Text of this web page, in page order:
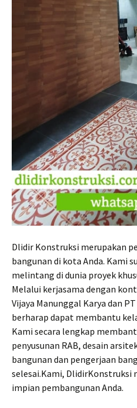
Dlidir Konstruksi merupakan
bangunan di kota Anda. Kami
melintang di dunia proyek
Melalui kerjasama dengan
Vijaya Manunggal Karya dan
berharap dapat membantu
Kami secara lengkap
penyusunan RAB, desain
bangunan dan pengerjaan
selesai.Kami, DlidirKonstruksi
impian pembangunan Anda.